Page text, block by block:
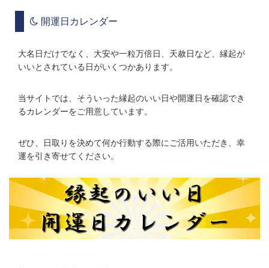
開運日カレンダー
大名日だけでなく、大安や一粒万倍日、天赦日など、縁起が
いいとされている日がいくつかあります。
当サイトでは、そういった縁起のいい日や開運日を確認でき
るカレンダーをご用意しています。
ぜひ、日取りを決めて何か行動する際にご活用いただき、幸
運を引き寄せてください。